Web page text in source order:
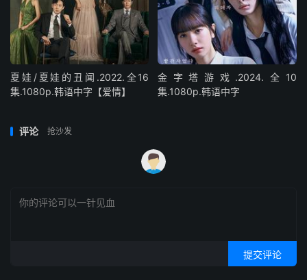
夏娃/夏娃的丑闻.2022.全16
集.1080p.韩语中字【爱情】
金字塔游戏.2024.全10
集.1080p.韩语中字
评论 抢沙发
提交评论